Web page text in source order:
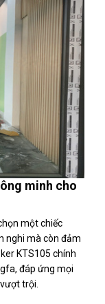
minh cho
một chiếc
nghi mà còn đảm
KTS105 chính
đáp ứng mọi
trội.